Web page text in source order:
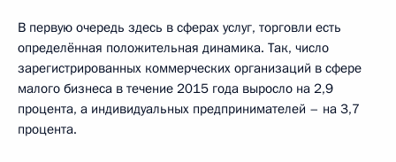
В первую очередь здесь в сферах услуг, торговли есть
определённая положительная динамика. Так, число
зарегистрированных коммерческих организаций в сфере
малого бизнеса в течение 2015 года выросло на 2,9
процента, а индивидуальных предпринимателей – на 3,7
процента.